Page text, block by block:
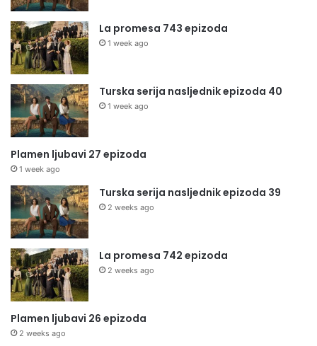
La promesa 743 epizoda
1 week ago
Turska serija nasljednik epizoda 40
1 week ago
Plamen ljubavi 27 epizoda
1 week ago
Turska serija nasljednik epizoda 39
2 weeks ago
La promesa 742 epizoda
2 weeks ago
Plamen ljubavi 26 epizoda
2 weeks ago